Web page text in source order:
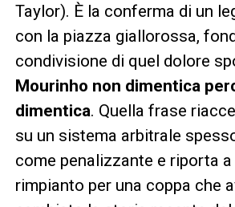
Taylor). È la conferma di un
con la piazza giallorossa,
condivisione di quel dolore
Mourinho non dimentica
dimentica. Quella frase
su un sistema arbitrale
come penalizzante e riporta a
rimpianto per una coppa che